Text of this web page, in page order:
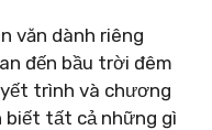
văn dành riêng
đến bầu trời đêm
trình và chương
biết tất cả những gì